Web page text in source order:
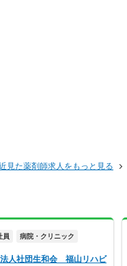
見た薬剤師求人をもっと見る
員 病院・クリニック
法人社団生和会 福山リハビ